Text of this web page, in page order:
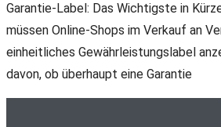
Garantie-Label: Das Wichtigste in
müssen Online-Shops im Verkauf an
einheitliches Gewährleistungslabel
davon, ob überhaupt eine Garantie